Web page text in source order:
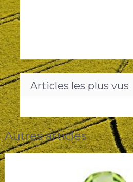
Articles les plus vus
Autres articles